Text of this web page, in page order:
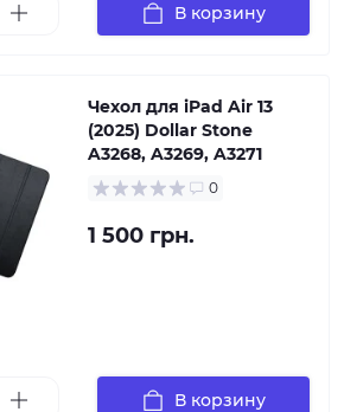
В корзину
Чехол для iPad Air 13
(2025) Dollar Stone
A3268, A3269, A3271
0
1 500 грн.
В корзину